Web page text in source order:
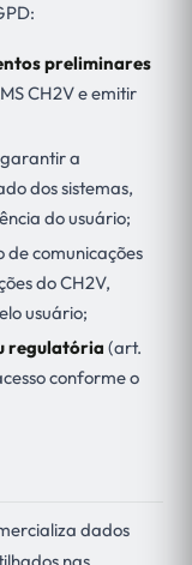
preliminares
CH2V e emitir
a
dos sistemas,
do usuário;
de comunicações
do CH2V,
usuário;
regulatória (art.
conforme o
dados